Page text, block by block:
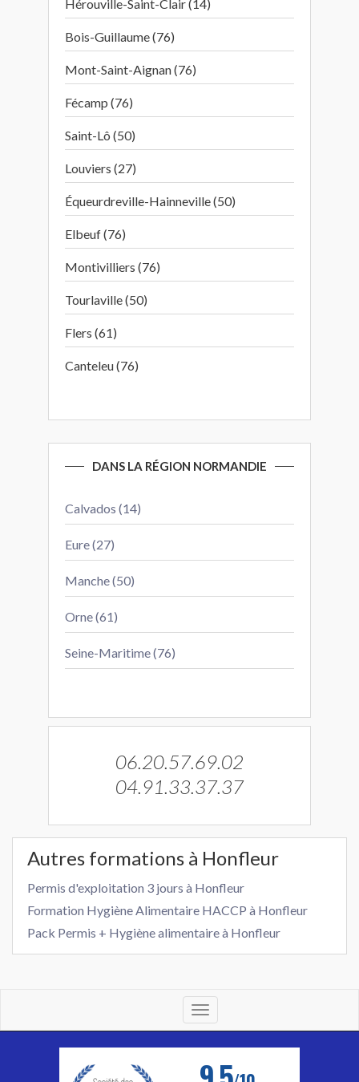
Hérouville-Saint-Clair (14)
Bois-Guillaume (76)
Mont-Saint-Aignan (76)
Fécamp (76)
Saint-Lô (50)
Louviers (27)
Équeurdreville-Hainneville (50)
Elbeuf (76)
Montivilliers (76)
Tourlaville (50)
Flers (61)
Canteleu (76)
DANS LA RÉGION NORMANDIE
Calvados (14)
Eure (27)
Manche (50)
Orne (61)
Seine-Maritime (76)
06.20.57.69.02
04.91.33.37.37
Autres formations à Honfleur
Permis d'exploitation 3 jours à Honfleur
Formation Hygiène Alimentaire HACCP à Honfleur
Pack Permis + Hygiène alimentaire à Honfleur
Toggle
navigation